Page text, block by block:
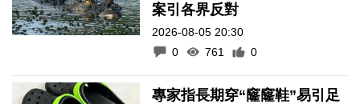
案引各界反對
2026-08-05 20:30
0
761 0
專家指長期穿“窿窿鞋”易引足